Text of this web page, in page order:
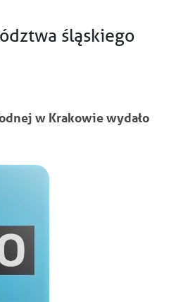
śląskiego
w Krakowie wydało